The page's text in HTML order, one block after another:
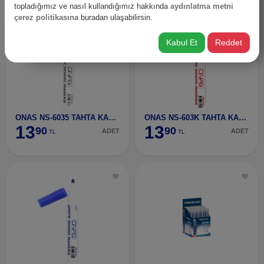
ONAS NS-6035 TAHTA KALEMi SiYAH
1390 TL ADET
ONAS NS-603K TAHTA KALEMi KIRMIZI
1390 TL ADET
topladığımız ve nasıl kullandığımız hakkında aydınlatma metni
çerez politikasınaburadan ulaşabilirsin.
Kabul Et Reddet